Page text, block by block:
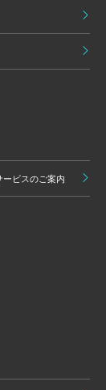
ビスのご案内